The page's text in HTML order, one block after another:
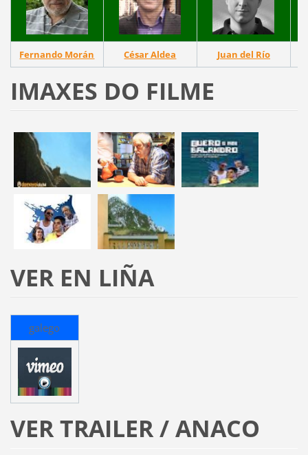
Fernando Morán César Aldea Juan del Río
IMAXES DO FILME
VER EN LIÑA
galego
VER TRAILER / ANACO